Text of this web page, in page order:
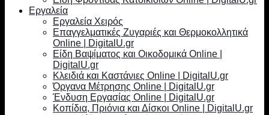
Εργαλεία
Εργαλεία Χειρός
Επαγγελματικές Ζυγαριές και Θερμοκολλητικά
Online | DigitalU.gr
Είδη Βαψίματος και Οικοδομικά Online |
DigitalU.gr
Κλειδιά και Καστάνιες Online | DigitalU.gr
Όργανα Μέτρησης Online | DigitalU.gr
Ένδυση Εργασίας Online | DigitalU.gr
Κοπίδια, Πριόνια και Δίσκοι Online | DigitalU.gr